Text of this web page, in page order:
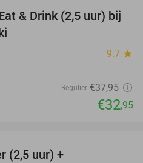
13%
& Drink (2,5 uur) bij
9.7 star
Regulier €37,95
€32,95
(2,5 uur) +